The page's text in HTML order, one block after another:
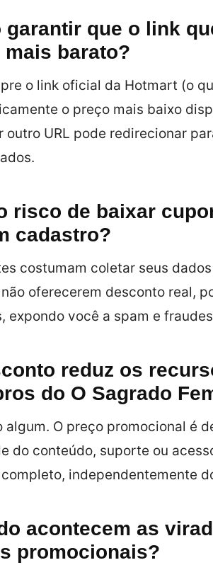
garantir que o link
mais barato?
o link oficial da Hotmart (o
o preço mais baixo
outro URL pode redirecionar
risco de baixar
cadastro?
costumam coletar seus
oferecerem desconto real,
expondo você a spam e
reduz os
do O Sagrado
algum. O preço promocional é
do conteúdo, suporte ou
independentemente
acontecem as
promocionais?